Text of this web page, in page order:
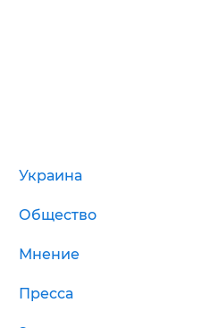
Украина
Общество
Мнение
Пресса